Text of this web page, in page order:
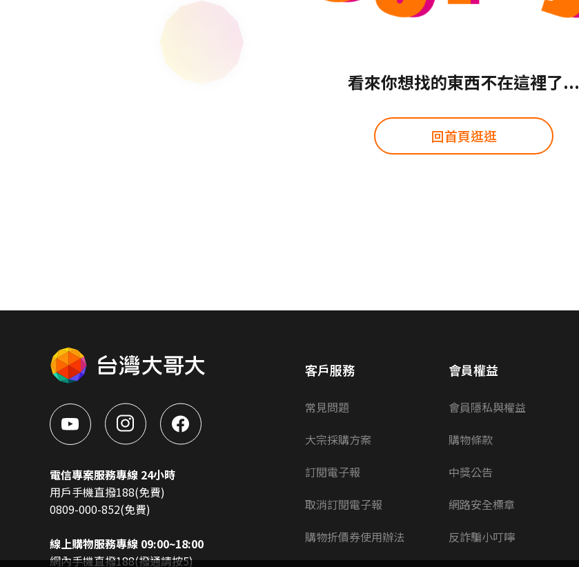
看來你想找的東西不在這裡了...
回首頁逛逛
電信專案服務專線 24小時
用戶手機直撥188(免費)
0809-000-852(免費)
線上購物服務專線 09:00~18:00
網內手機直撥188(撥通請按5)
客戶服務
常見問題
大宗採購方案
訂閱電子報
取消訂閱電子報
購物折價券使用辦法
會員權益
會員隱私與權益
購物條款
中獎公告
網路安全標章
反詐騙小叮嚀